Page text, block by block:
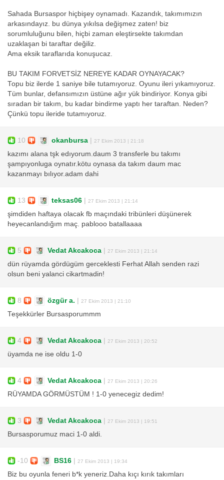
Sahada Bursaspor hiçbişey oynamadı. Kazandık, takımımızın
arkasındayız. bu dünya yıkılsa değişmez zaten! biz
sorumluluğunu bilen, hiçbi zaman eleştirsekte takımdan
uzaklaşan bi taraftar değiliz.
Ama eksik taraflarıda konuşucaz.
BU TAKIM FORVETSİZ NEREYE KADAR OYNAYACAK?
Topu biz ilerde 1 saniye bile tutamıyoruz. Oyunu ileri yıkamıyoruz.
Tüm bunlar, defansımızın üstüne ağır yük bindiriyor. Konya gibi
sıradan bir takım, bu kadar bindirme yaptı her taraftan. Neden?
Çünkü topu ileride tutamıyoruz.
10 okanbursa | 27 Ekim 2013 | 21:18
kazımı alana tşk edıyorum.daum 3 transferle bu takımı
şampıyonluga oynatır.kötu oynasa da takım daum mac
kazanmayı bılıyor.adam dahi
13 teksas06 | 27 Ekim 2013 | 21:14
şimdiden haftaya olacak fb maçındaki tribünleri düşünerek
heyecanlandığım maç. pablooo batallaaaa
5 Vedat Akcakoca | 27 Ekim 2013 | 21:14
dün rüyamda gördügüm gerceklesti Ferhat Allah senden razi
olsun beni yalanci cikartmadin!
8 özgür a. | 27 Ekim 2013 | 21:10
Teşekkürler Bursasporummm
4 Vedat Akcakoca | 27 Ekim 2013 | 20:52
üyamda ne ise oldu 1-0
4 Vedat Akcakoca | 27 Ekim 2013 | 20:26
RÜYAMDA GÖRMÜSTÜM ! 1-0 yenecegiz dedim!
3 Vedat Akcakoca | 27 Ekim 2013 | 19:51
Bursasporumuz maci 1-0 aldi.
-10 BS16 | 27 Ekim 2013 | 19:34
Biz bu oyunla feneri b*k yeneriz.Daha kıçı kırık takımları